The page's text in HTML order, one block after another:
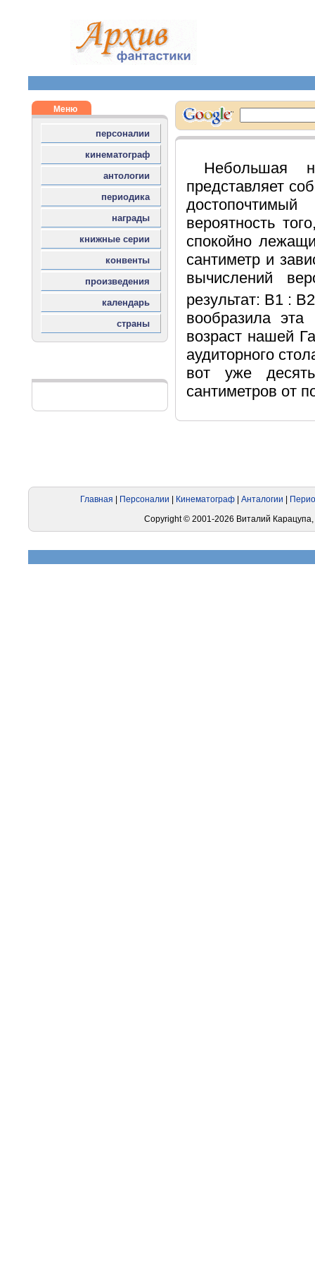
Небольшая
представляет
вероятность
спокойно
сантиметр и
вычислений
результат: В1 :
вообразила
возраст нашей
аудиторного
вот уже
сантиметров от